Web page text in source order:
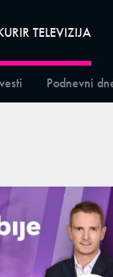
TELEVIZIJA
Podnevni